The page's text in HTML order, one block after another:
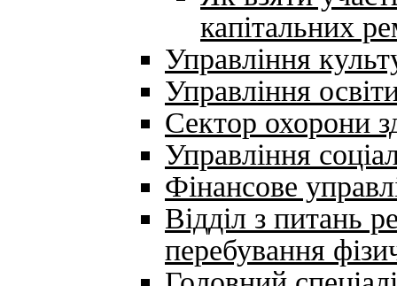
капітальних
Управління
Управління
Сектор охорони
Управління
Фінансове
Відділ з питань
перебування